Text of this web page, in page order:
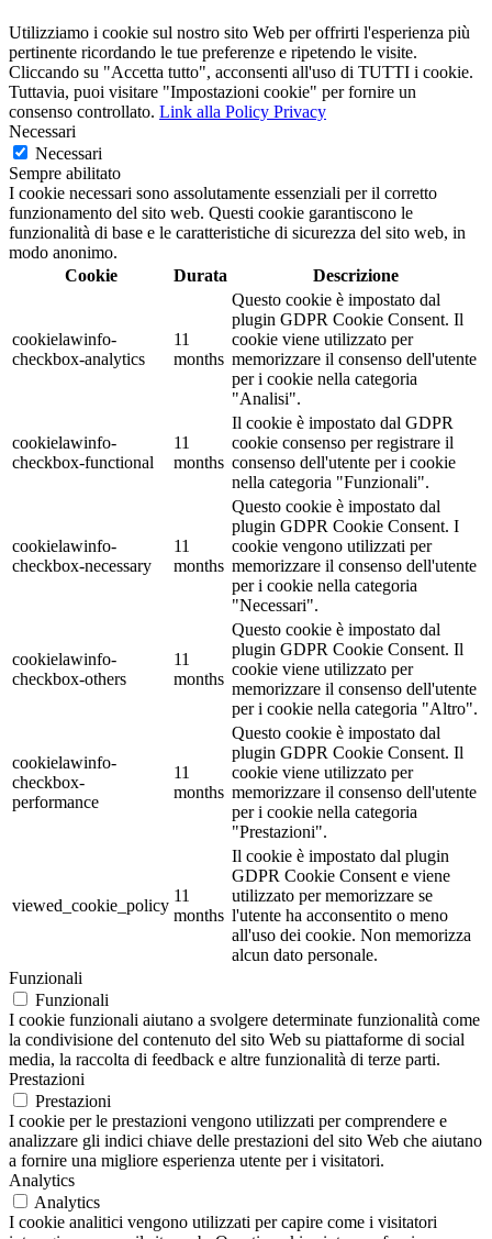
Utilizziamo i cookie sul nostro sito Web per offrirti l'esperienza più
pertinente ricordando le tue preferenze e ripetendo le visite.
Cliccando su "Accetta tutto", acconsenti all'uso di TUTTI i cookie.
Tuttavia, puoi visitare "Impostazioni cookie" per fornire un
consenso controllato. Link alla Policy Privacy
Necessari
Necessari
Sempre abilitato
I cookie necessari sono assolutamente essenziali per il corretto
funzionamento del sito web. Questi cookie garantiscono le
funzionalità di base e le caratteristiche di sicurezza del sito web, in
modo anonimo.
Cookie
Durata Descrizione
cookielawinfo-
checkbox-analytics
11
months
Questo cookie è impostato dal
plugin GDPR Cookie Consent. Il
cookie viene utilizzato per
memorizzare il consenso dell'utente
per i cookie nella categoria
"Analisi".
cookielawinfo-
checkbox-functional
11
months
Il cookie è impostato dal GDPR
cookie consenso per registrare il
consenso dell'utente per i cookie
nella categoria "Funzionali".
cookielawinfo-
checkbox-necessary
11
months
Questo cookie è impostato dal
plugin GDPR Cookie Consent. I
cookie vengono utilizzati per
memorizzare il consenso dell'utente
per i cookie nella categoria
"Necessari".
cookielawinfo-
checkbox-others
11
months
Questo cookie è impostato dal
plugin GDPR Cookie Consent. Il
cookie viene utilizzato per
memorizzare il consenso dell'utente
per i cookie nella categoria "Altro".
cookielawinfo-
checkbox-
performance
11
months
Questo cookie è impostato dal
plugin GDPR Cookie Consent. Il
cookie viene utilizzato per
memorizzare il consenso dell'utente
per i cookie nella categoria
"Prestazioni".
viewed_cookie_policy
11
months
Il cookie è impostato dal plugin
GDPR Cookie Consent e viene
utilizzato per memorizzare se
l'utente ha acconsentito o meno
all'uso dei cookie. Non memorizza
alcun dato personale.
Funzionali
Funzionali
I cookie funzionali aiutano a svolgere determinate funzionalità come
la condivisione del contenuto del sito Web su piattaforme di social
media, la raccolta di feedback e altre funzionalità di terze parti.
Prestazioni
Prestazioni
I cookie per le prestazioni vengono utilizzati per comprendere e
analizzare gli indici chiave delle prestazioni del sito Web che aiutano
a fornire una migliore esperienza utente per i visitatori.
Analytics
Analytics
I cookie analitici vengono utilizzati per capire come i visitatori